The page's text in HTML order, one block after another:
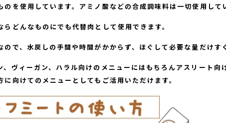
のを使用しています。アミノ酸などの合成調味料は一切使用して
らどんなものにでも代替肉として使用できます。
ので、水戻しの手間や時間がかからず、ほぐして必要な量だけす
、ヴィーガン、ハラル向けのメニューにはもちろんアスリート
に向けてのメニューとしてもご活用いただけます。